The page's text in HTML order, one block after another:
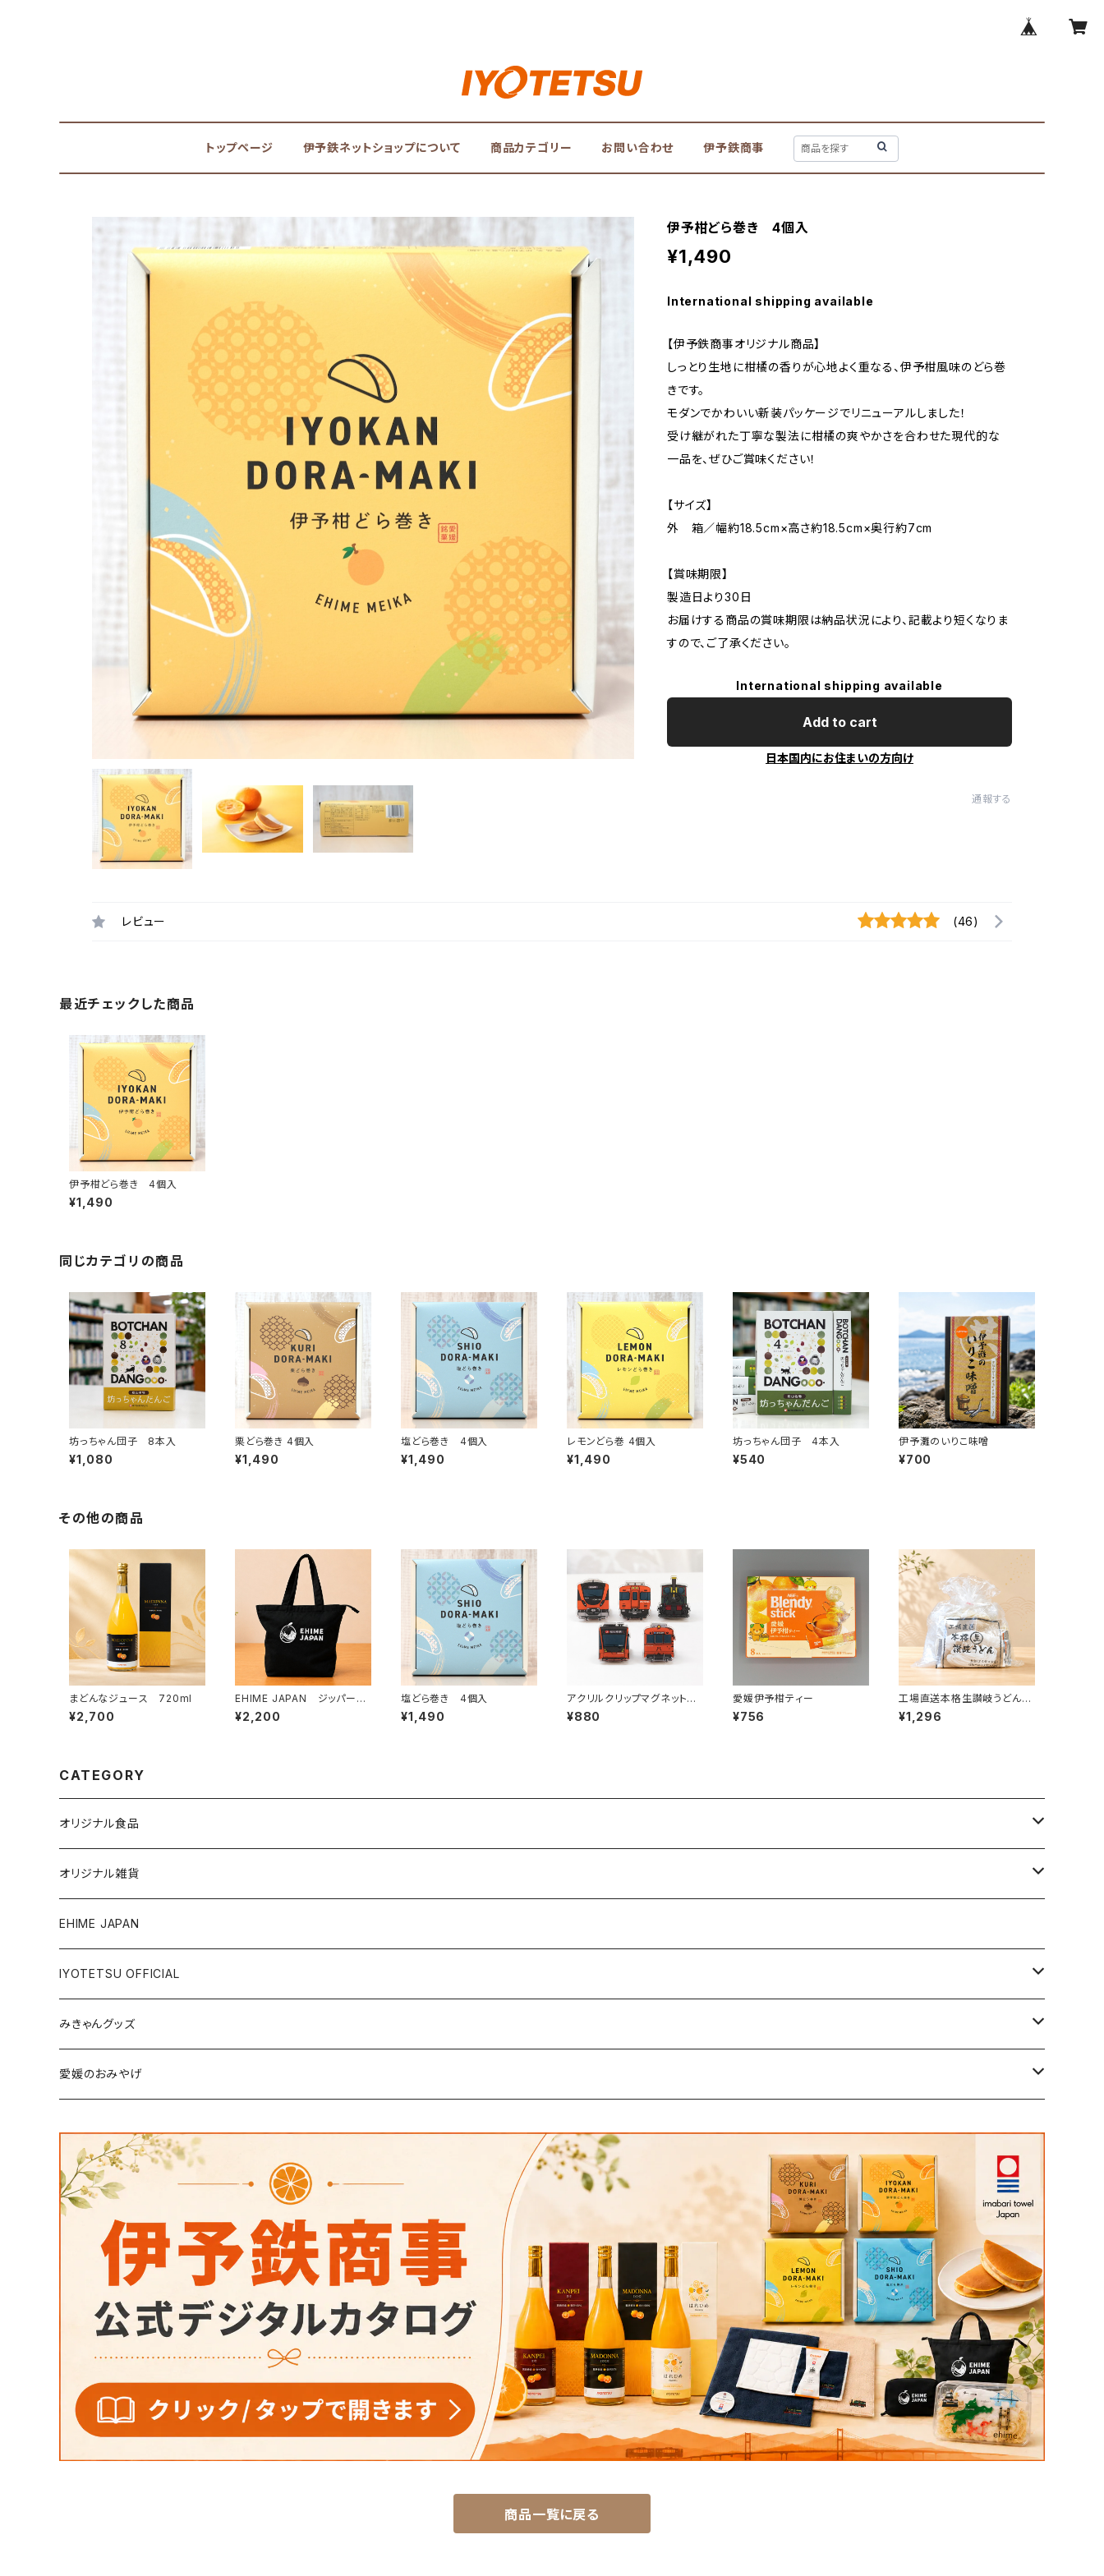
トップページ 伊予鉄ネットショップについて 商品カテゴリー お問い合わせ 伊予鉄商事
伊予柑どら巻き 4個入
¥1,490
International shipping available
【伊予鉄商事オリジナル商品】
しっとり生地に柑橘の香りが心地よく重なる、伊予柑風味のどら巻
きです。
モダンでかわいい新装パッケージでリニューアルしました！
受け継がれた丁寧な製法に柑橘の爽やかさを合わせた現代的な
一品を、ぜひご賞味ください！
【サイズ】
外 箱／幅約18.5cm×高さ約18.5cm×奥行約7cm
【賞味期限】
製造日より30日
お届けする商品の賞味期限は納品状況により、記載より短くなりま
すので、ご了承ください。
International shipping available
Add to cart
日本国内にお住まいの方向け
通報する
レビュー (46)
最近チェックした商品
伊予柑どら巻き 4個入
¥1,490
同じカテゴリの商品
坊っちゃん団子 8本入
¥1,080
栗どら巻き 4個入
¥1,490
塩どら巻き 4個入
¥1,490
レモンどら巻 4個入
¥1,490
坊っちゃん団子 4本入
¥540
伊予灘のいりこ味噌
¥700
その他の商品
まどんなジュース 720ml
¥2,700
EHIME JAPAN ジッパー付
きトートバッグ（M）
¥2,200
塩どら巻き 4個入
¥1,490
アクリルクリップマグネット 1
点
¥880
愛媛伊予柑ティー
¥756
工場直送本格生讃岐うどん
10人前
¥1,296
CATEGORY
オリジナル食品
銘菓・名産
ジュース・飲料
調味料
オリジナル雑貨
タオル・ボディケア
アパレル
ステーショナリー
トイ・小物
EHIME JAPAN
IYOTETSU OFFICIAL
坊っちゃん列車グッズ
その他伊予鉄グッズ
みきゃんグッズ
食品
衣類
愛媛のおみやげ
雑貨
商品一覧に戻る